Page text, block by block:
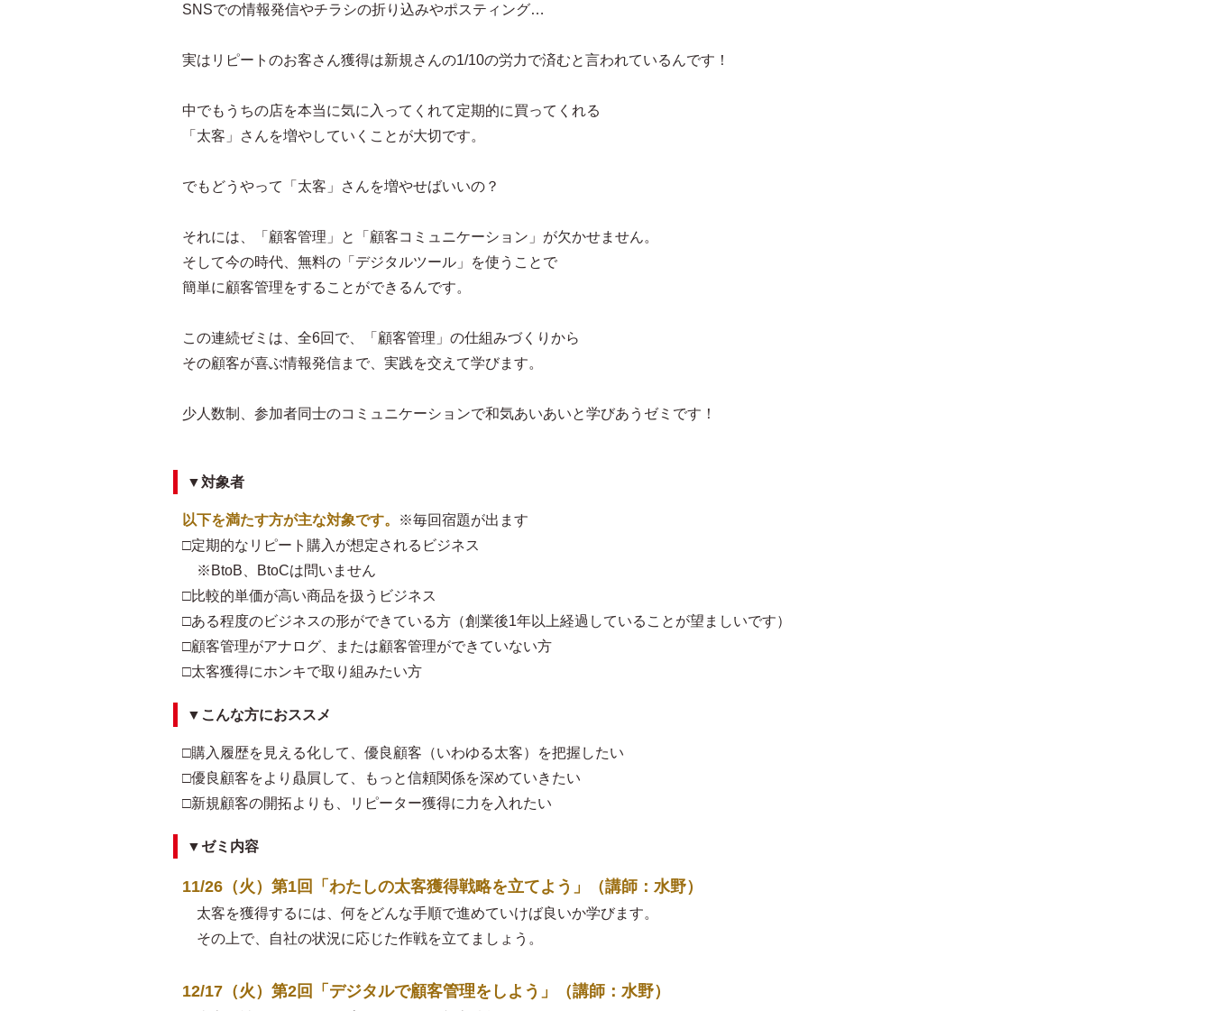
SNSでの情報発信やチラシの折り込みやポスティング…
実はリピートのお客さん獲得は新規さんの1/10の労力で済むと言われているんです！
中でもうちの店を本当に気に入ってくれて定期的に買ってくれる
「太客」さんを増やしていくことが大切です。
でもどうやって「太客」さんを増やせばいいの？
それには、「顧客管理」と「顧客コミュニケーション」が欠かせません。
そして今の時代、無料の「デジタルツール」を使うことで
簡単に顧客管理をすることができるんです。
この連続ゼミは、全6回で、「顧客管理」の仕組みづくりから
その顧客が喜ぶ情報発信まで、実践を交えて学びます。
少人数制、参加者同士のコミュニケーションで和気あいあいと学びあうゼミです！
▼対象者
以下を満たす方が主な対象です。
※毎回宿題が出ます
□定期的なリピート購入が想定されるビジネス
※BtoB、BtoCは問いません
□比較的単価が高い商品を扱うビジネス
□ある程度のビジネスの形ができている方（創業後1年以上経過していることが望ましいです）
□顧客管理がアナログ、または顧客管理ができていない方
□太客獲得にホンキで取り組みたい方
▼こんな方におススメ
□購入履歴を見える化して、優良顧客（いわゆる太客）を把握したい
□優良顧客をより贔屓して、もっと信頼関係を深めていきたい
□新規顧客の開拓よりも、リピーター獲得に力を入れたい
▼ゼミ内容
11/26（火）第1回「わたしの太客獲得戦略を立てよう」（講師：水野）
太客を獲得するには、何をどんな手順で進めていけば良いか学びます。
その上で、自社の状況に応じた作戦を立てましょう。
12/17（火）第2回「デジタルで顧客管理をしよう」（講師：水野）